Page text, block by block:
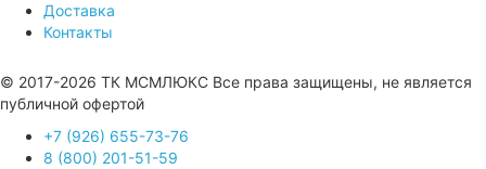
Доставка
Контакты
© 2017-2026 ТК МСМЛЮКС Все права защищены, не является
публичной офертой
+7 (926) 655-73-76
8 (800) 201-51-59